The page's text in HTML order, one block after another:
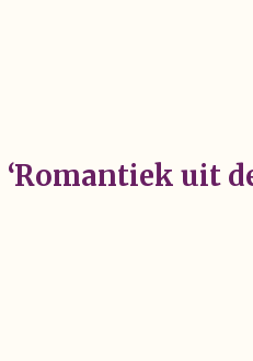
‘Romantiek uit